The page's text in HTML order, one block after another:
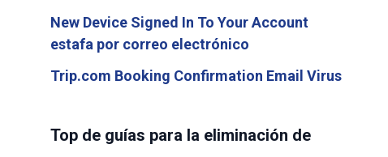
New Device Signed In To Your Account
estafa por correo electrónico
Trip.com Booking Confirmation Email Virus
Top de guías para la eliminación de